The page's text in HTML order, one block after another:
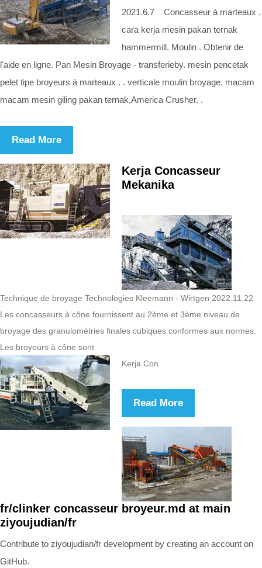
2021.6.7 Concasseur à marteaux .
cara kerja mesin pakan ternak
hammermill. Moulin . Obtenir de
l'aide en ligne. Pan Mesin Broyage - transferieby. mesin pencetak
pelet tipe broyeurs à marteaux . . verticale moulin broyage. macam
macam mesin giling pakan ternak,America Crusher. .
Read More
Kerja Concasseur
Mekanika
Technique de broyage Technologies Kleemann - Wirtgen 2022.11.22
Les concasseurs à cône fournissent au 2ème et 3ème niveau de
broyage des granulométries finales cubiques conformes aux normes.
Les broyeurs à cône sont
Kerja Con
Read More
fr/clinker concasseur broyeur.md at main
ziyoujudian/fr
Contribute to ziyoujudian/fr development by creating an account on
GitHub.